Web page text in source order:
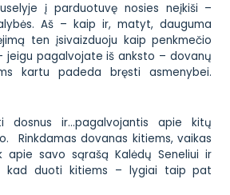
į parduotuvę nosies neįkiši –
Aš – kaip ir, matyt, dauguma
ten įsivaizduoju kaip penkmečio
jeigu pagalvojate iš anksto – dovanų
kartu padeda bręsti asmenybei.
dosnus ir…pagalvojantis apie kitų
Rinkdamas dovanas kitiems, vaikas
apie savo sąrašą Kalėdų Seneliui ir
kad duoti kitiems – lygiai taip pat